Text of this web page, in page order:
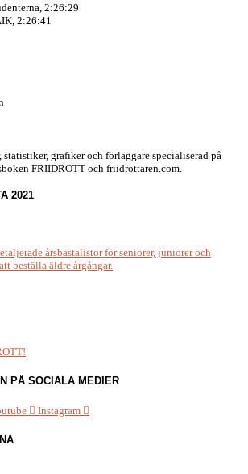
2:26:29
2:26:41
grafiker och förläggare specialiserad på
FRIIDROTT och friidrottaren.com.
2021
årsbästalistor för seniorer, juniorer och
beställa äldre årgångar.
PÅ SOCIALA MEDIER
Instagram